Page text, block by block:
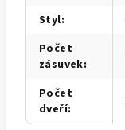
Styl:
Počet
zásuvek:
Počet
dveří: